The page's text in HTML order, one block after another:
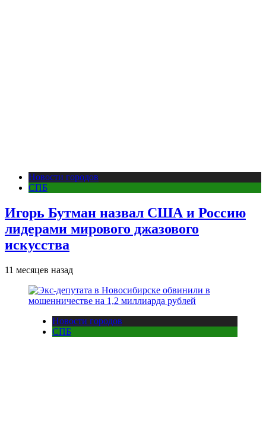
Новости городов
СПБ
Игорь Бутман назвал США и Россию
лидерами мирового джазового
искусства
11 месяцев назад
Новости городов
СПБ